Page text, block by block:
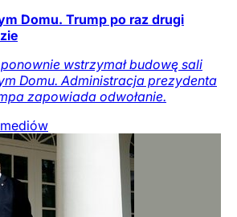
Domu. Trump po raz drugi
wstrzymał budowę sali
Domu. Administracja prezydenta
zapowiada odwołanie.